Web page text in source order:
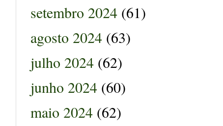
setembro 2024 (61)
agosto 2024 (63)
julho 2024 (62)
junho 2024 (60)
maio 2024 (62)